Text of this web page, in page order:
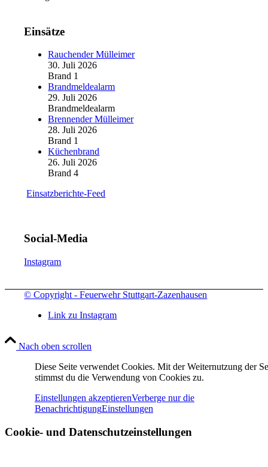
Einsätze
Rauchender Mülleimer
30. Juli 2026
Brand 1
Brandmeldealarm
29. Juli 2026
Brandmeldealarm
Brennender Mülleimer
28. Juli 2026
Brand 1
Küchenbrand
26. Juli 2026
Brand 4
Einsatzberichte-Feed
Social-Media
Instagram
© Copyright - Feuerwehr Stuttgart-Zazenhausen
Link zu Instagram
Nach oben scrollen
Diese Seite verwendet Cookies. Mit der Weiternutzung der
stimmst du die Verwendung von Cookies zu.
Einstellungen akzeptierenVerberge nur die
BenachrichtigungEinstellungen
Cookie- und Datenschutzeinstellungen